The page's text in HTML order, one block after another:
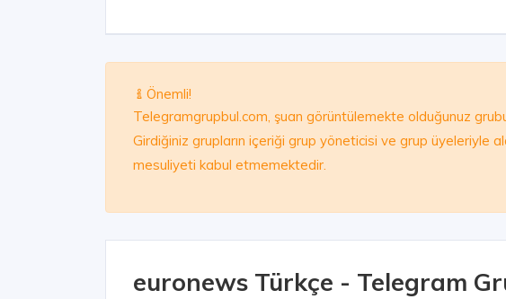
Önemli!
Telegramgrupbul.com, şuan görüntülemekte olduğunuz
Girdiğiniz grupların içeriği grup yöneticisi ve grup üyeleriyle
mesuliyeti kabul etmemektedir.
euronews Türkçe - Telegram